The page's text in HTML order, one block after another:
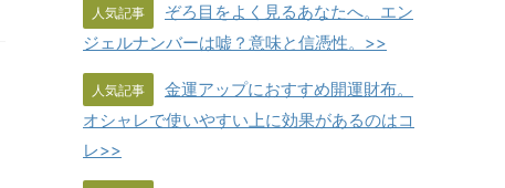
人気記事
ぞろ目をよく見るあなたへ。エン
ジェルナンバーは嘘？意味と信憑性。>>
人気記事
金運アップにおすすめ開運財布。
オシャレで使いやすい上に効果があるのはコ
レ>>